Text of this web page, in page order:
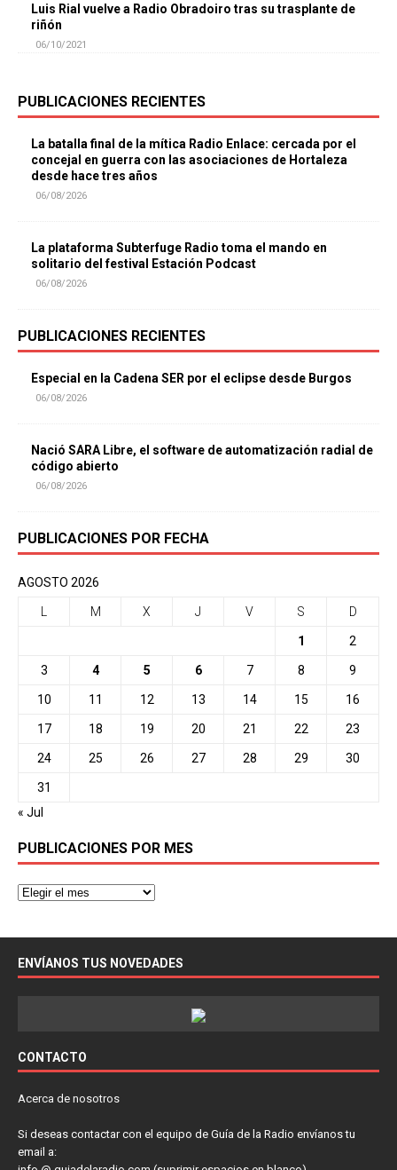
Luis Rial vuelve a Radio Obradoiro tras su trasplante de
riñón
06/10/2021
PUBLICACIONES RECIENTES
La batalla final de la mítica Radio Enlace: cercada por el
concejal en guerra con las asociaciones de Hortaleza
desde hace tres años
06/08/2026
La plataforma Subterfuge Radio toma el mando en
solitario del festival Estación Podcast
06/08/2026
PUBLICACIONES RECIENTES
Especial en la Cadena SER por el eclipse desde Burgos
06/08/2026
Nació SARA Libre, el software de automatización radial de
código abierto
06/08/2026
PUBLICACIONES POR FECHA
AGOSTO 2026
M X J V S D
1 2
3 4 5 6 7 8 9
10 11 12 13 14 15 16
17 18 19 20 21 22 23
24 25 26 27 28 29 30
31
« Jul
PUBLICACIONES POR MES
ENVÍANOS TUS NOVEDADES
CONTACTO
Acerca de nosotros
Si deseas contactar con el equipo de Guía de la Radio envíanos tu
email a: